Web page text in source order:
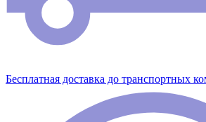
Бесплатная доставка до транспортных